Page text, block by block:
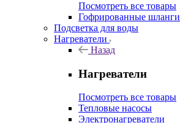
Посмотреть все товары
Гофрированные шланги
Подсветка для воды
Нагреватели
Назад
Нагреватели
Посмотреть все товары
Тепловые насосы
Электронагреватели